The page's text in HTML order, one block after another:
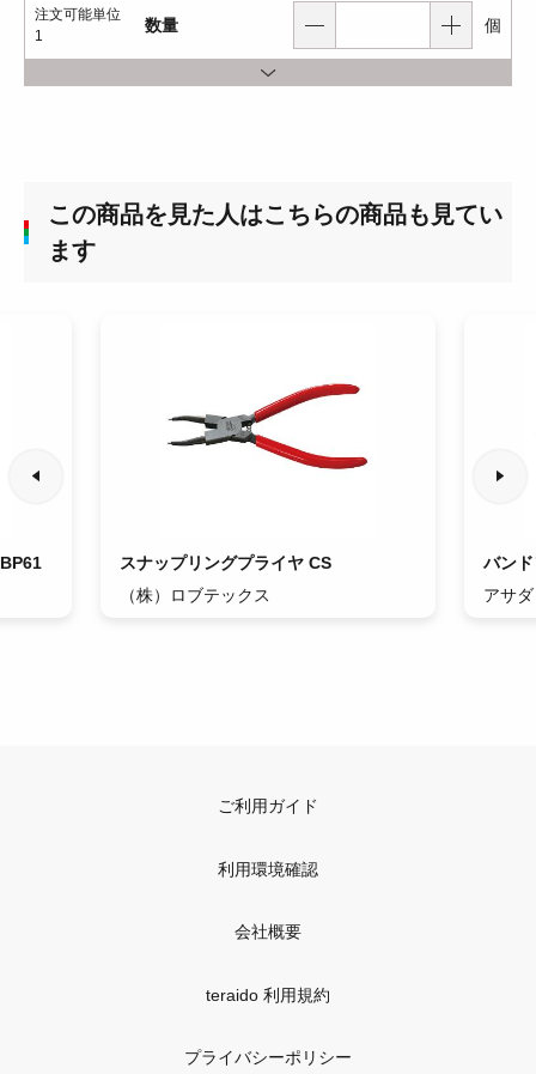
注文可能単位
1
数量 個
この商品を見た人はこちらの商品も見てい
ます
スナップリングプライヤ CS
（株）ロブテックス
バン
アサ
ご利用ガイド
利用環境確認
会社概要
teraido 利用規約
プライバシーポリシー